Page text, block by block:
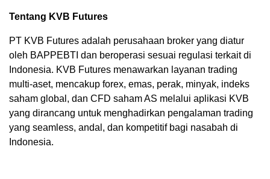
Tentang KVB Futures
PT KVB Futures adalah perusahaan broker yang diatur
oleh BAPPEBTI dan beroperasi sesuai regulasi terkait di
Indonesia. KVB Futures menawarkan layanan trading
multi-aset, mencakup forex, emas, perak, minyak, indeks
saham global, dan CFD saham AS melalui aplikasi KVB
yang dirancang untuk menghadirkan pengalaman trading
yang seamless, andal, dan kompetitif bagi nasabah di
Indonesia.